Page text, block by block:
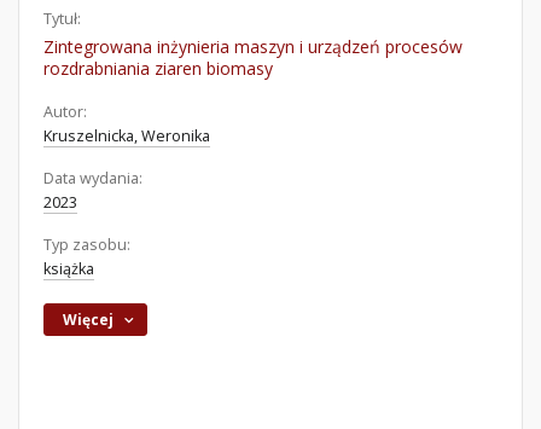
Tytuł:
Zintegrowana inżynieria maszyn i urządzeń procesów
rozdrabniania ziaren biomasy
Autor:
Kruszelnicka, Weronika
Data wydania:
2023
Typ zasobu:
książka
Więcej